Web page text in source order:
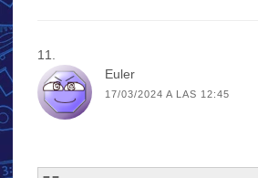
Euler
17/03/2024 A LAS 12:45